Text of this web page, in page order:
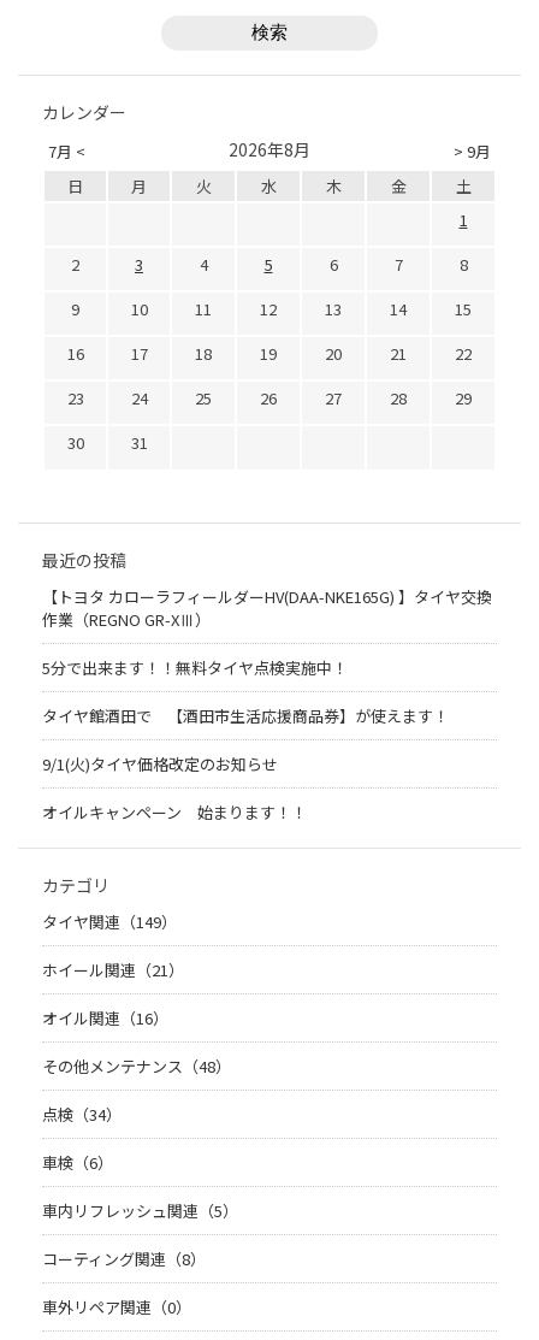
カレンダー
7月 < > 9月
2026年8月
日 月 火 水 木 金
土
1
2
3 4 5 6 7
8
9
10 11 12 13 14
15
16
17 18 19 20 21
22
23
24 25 26 27 28
29
30
31
最近の投稿
【トヨタ カローラフィールダーHV(DAA-NKE165G) 】タイヤ交換
作業（REGNO GR-XⅢ）
5分で出来ます！！無料タイヤ点検実施中！
タイヤ館酒田で 【酒田市生活応援商品券】が使えます！
9/1(火)タイヤ価格改定のお知らせ
オイルキャンペーン 始まります！！
カテゴリ
タイヤ関連（149）
ホイール関連（21）
オイル関連（16）
その他メンテナンス（48）
点検（34）
車検（6）
車内リフレッシュ関連（5）
コーティング関連（8）
車外リペア関連（0）